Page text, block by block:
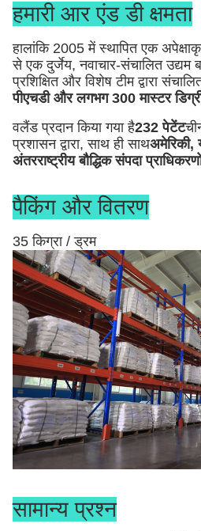
* हल्की धुलाई की स्थिति और कपड़ों
हमारी आर एंड डी क्षमता
हालांकि 2005 में स्थापित एक
से एक दुर्जेय, नवाचार-संचालित
प्रशिक्षित और विशेष टीम द्वारा
पीएचडी और लगभग 300 मास्टर
वलैंड प्रदान किया गया है232 पेटेंट
प्रशासन द्वारा, साथ ही साथअमेरिकी,
अंतरराष्ट्रीय बौद्धिक संपदा
पैकिंग और वितरण
35 किग्रा / ड्रम
सामान्य प्रश्न